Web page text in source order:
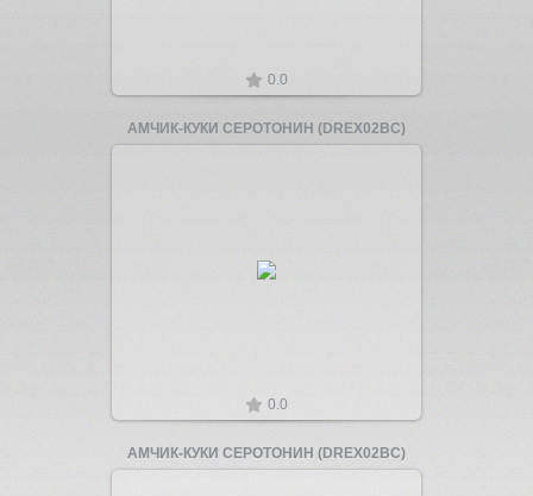
0.0
АМЧИК-КУКИ СЕРОТОНИН (DREX02BC)
Увеличить
0.0
АМЧИК-КУКИ СЕРОТОНИН (DREX02BC)